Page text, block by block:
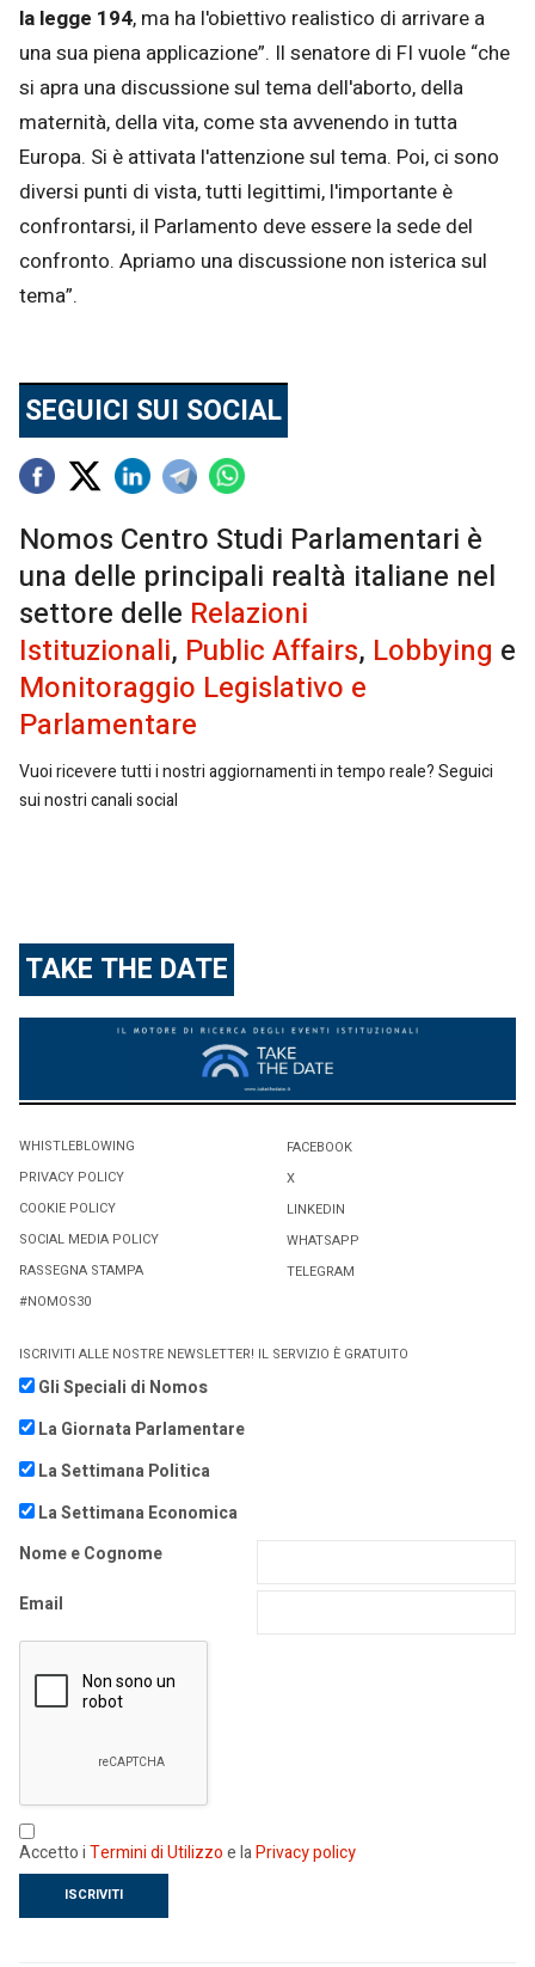
la legge 194, ma ha l'obiettivo realistico di arrivare a
una sua piena applicazione”. Il senatore di FI vuole “che
si apra una discussione sul tema dell'aborto, della
maternità, della vita, come sta avvenendo in tutta
Europa. Si è attivata l'attenzione sul tema. Poi, ci sono
diversi punti di vista, tutti legittimi, l'importante è
confrontarsi, il Parlamento deve essere la sede del
confronto. Apriamo una discussione non isterica sul
tema”.
SEGUICI SUI SOCIAL
Nomos Centro Studi Parlamentari è
una delle principali realtà italiane nel
settore delle Relazioni
Istituzionali, Public Affairs, Lobbying e
Monitoraggio Legislativo e
Parlamentare
Vuoi ricevere tutti i nostri aggiornamenti in tempo reale? Seguici
sui nostri canali social
TAKE THE DATE
WHISTLEBLOWING
PRIVACY POLICY
COOKIE POLICY
SOCIAL MEDIA POLICY
RASSEGNA STAMPA
#NOMOS30
FACEBOOK
X
LINKEDIN
WHATSAPP
TELEGRAM
ISCRIVITI ALLE NOSTRE NEWSLETTER! IL SERVIZIO È GRATUITO
Gli Speciali di Nomos
La Giornata Parlamentare
La Settimana Politica
La Settimana Economica
Nome e Cognome
Email
Accetto iTermini di Utilizzoe laPrivacy policy